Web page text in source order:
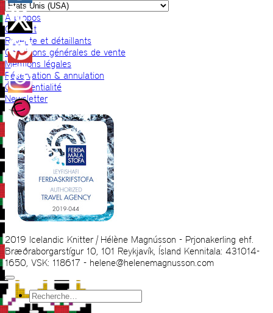
A propos
Contact
Revente et détaillants
Conditions générales de vente
Mentions légales
Réservation & annulation
Confidentialité
Newsletter
2019 Icelandic Knitter | Hélène Magnússon - Prjonakerling ehf.
Bræðraborgarstígur 10, 101 Reykjavík, Ísland Kennitala: 431014-
1650, VSK: 118617 - helene@helenemagnusson.com
Recherche
pour :